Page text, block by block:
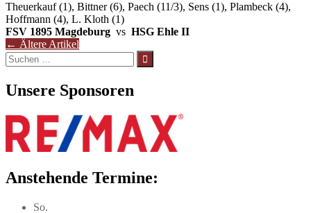
Theuerkauf (1), Bittner (6), Paech (11/3), Sens (1), Plambeck (4),
Hoffmann (4), L. Kloth (1)
FSV 1895 Magdeburg vs HSG Ehle II
Beitragsnavigation
← Ältere Artikel
Suchen
nach:
Unsere Sponsoren
Anstehende Termine:
So.